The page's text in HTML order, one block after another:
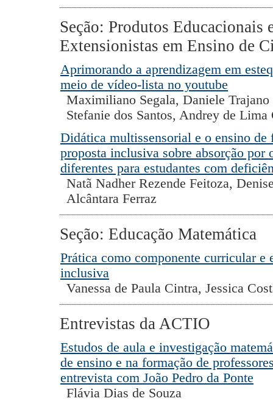
Seção: Produtos Educacionais
Extensionistas em Ensino de
Aprimorando a aprendizagem em
meio de vídeo-lista no youtube
Maximiliano Segala, Daniele Trajano
Stefanie dos Santos, Andrey de
Didática multissensorial e o ensino de
proposta inclusiva sobre absorção por
diferentes para estudantes com
Natã Nadher Rezende Feitoza,
Alcântara Ferraz
Seção: Educação Matemática
Prática como componente curricular e
inclusiva
Vanessa de Paula Cintra, Jessica
Entrevistas da ACTIO
Estudos de aula e investigação
de ensino e na formação de
entrevista com João Pedro da Ponte
Flávia Dias de Souza